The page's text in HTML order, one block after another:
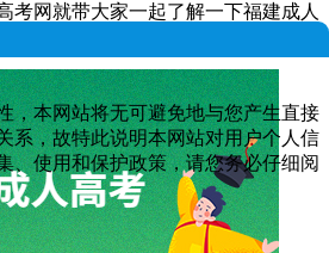
考网就带大家一起了解一下福建成人
，希望能够帮助到大家~
，本网站将无可避免地与您产生直接
系，故特此说明本网站对用户个人信
、使用和保护政策，请您务必仔细阅